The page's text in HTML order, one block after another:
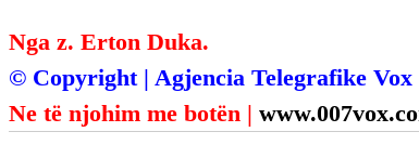
Nga z. Erton Duka.
© Copyright | Agjencia Telegrafike Vox
Ne të njohim me botën |